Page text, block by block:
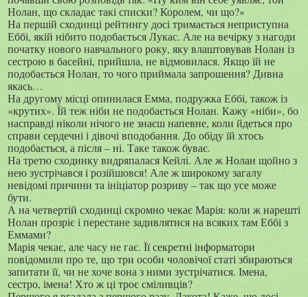
Нолан, що складає такі списки? Королем, чи що?»
На першій сходинці рейтингу досі тримається неприступна
Еббі, якій нібито подобається Лукас. Але на вечірку з нагоди
початку нового навчального року, яку влаштовував Нолан із
сестрою в басейні, прийшла, не відмовилася. Якщо їй не
подобається Нолан, то чого приймала запрошення? Дивна
якась…
На другому місці опинилася Емма, подружка Еббі, також із
«крутих». Їй теж ніби не подобається Нолан. Кажу «ніби», бо
насправді ніколи нічого не знаєш напевне, коли йдеться про
справи сердечні і дівочі вподобання. До обіду їй хтось
подобається, а після – ні. Таке також буває.
На третю сходинку видряпалася Кейлі. Але ж Нолан щойно з
нею зустрічався і розійшовся! Але ж широкому загалу
невідомі причини та ініціатор розриву – так що усе може
бути.
А на четвертій сходинці скромно чекає Марія: коли ж нарешті
Нолан прозріє і перестане задивлятися на всяких там Еббі з
Еммами?
Марія чекає, але часу не гає. Її секретні інформатори
повідомили про те, що три особи чоловічої статі збираються
запитати її, чи не хоче вона з ними зустрічатися. Імена,
сестро, імена! Хто ж ці троє сміливців?